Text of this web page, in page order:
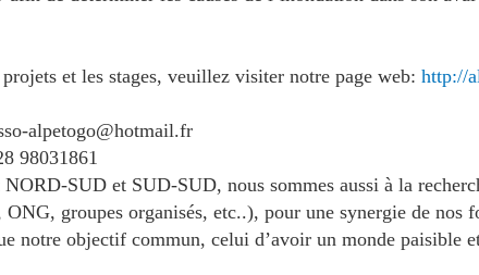
et les stages, veuillez visiter notre page web: http://
alpetogo@hotmail.fr
98031861
SUD et SUD-SUD, nous sommes aussi à la
groupes organisés, etc..), pour une synergie de nos
notre objectif commun, celui d’avoir un monde paisible